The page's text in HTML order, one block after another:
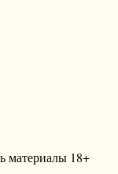
материалы 18+